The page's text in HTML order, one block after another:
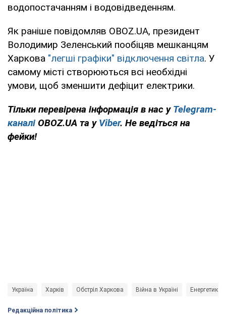
водопостачанням і водовідведенням.
Як раніше повідомляв OBOZ.UA, президент
Володимир Зеленський пообіцяв мешканцям
Харкова "легші графіки" відключення світла. У
самому місті створюються всі необхідні
умови, щоб зменшити дефіцит електрики.
Тільки перевірена інформація в нас у Telegram-
каналі OBOZ.UA та у Viber. Не ведіться на
фейки!
Україна Харків Обстріл Харкова Війна в Україні Енергетика
Редакційна політика